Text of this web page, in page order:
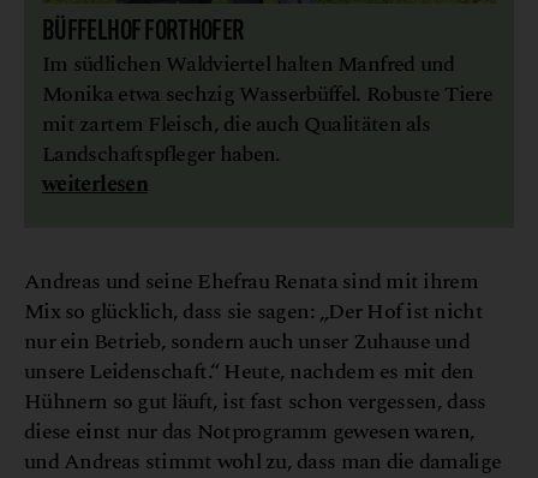
BÜFFELHOF FORTHOFER
Im südlichen Waldviertel halten Manfred und
Monika etwa sechzig Wasserbüffel. Robuste Tiere
mit zartem Fleisch, die auch Qualitäten als
Landschaftspfleger haben.
weiterlesen
Andreas und seine Ehefrau Renata sind mit ihrem
Mix so glücklich, dass sie sagen: „Der Hof ist nicht
nur ein Betrieb, sondern auch unser Zuhause und
unsere Leidenschaft.“ Heute, nachdem es mit den
Hühnern so gut läuft, ist fast schon vergessen, dass
diese einst nur das Notprogramm gewesen waren,
und Andreas stimmt wohl zu, dass man die damalige